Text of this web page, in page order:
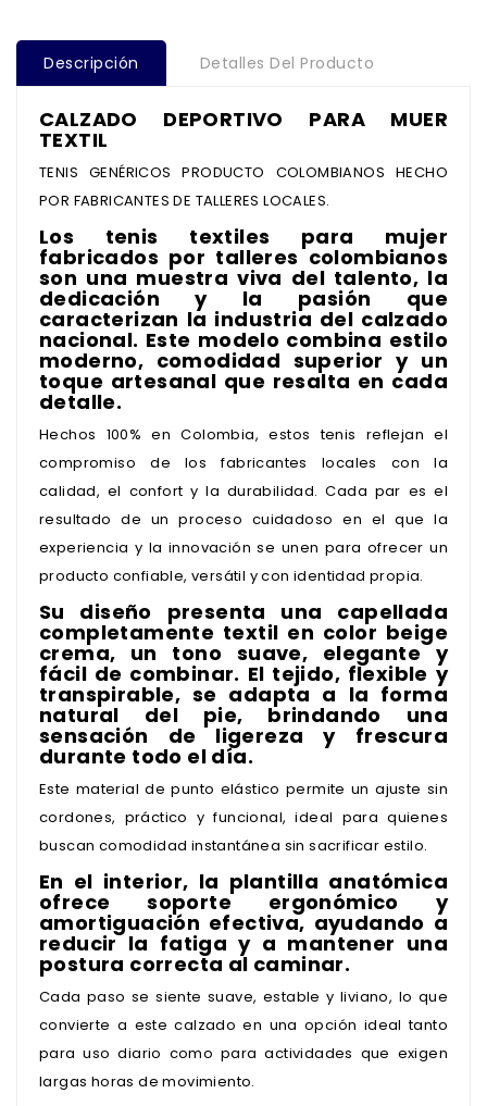
Descripción Detalles Del Producto
CALZADO DEPORTIVO PARA MUER
TEXTIL
TENIS GENÉRICOS PRODUCTO COLOMBIANOS HECHO
POR FABRICANTES DE TALLERES LOCALES.
Los tenis textiles para mujer
fabricados por talleres colombianos
son una muestra viva del talento, la
dedicación y la pasión que
caracterizan la industria del calzado
nacional. Este modelo combina estilo
moderno, comodidad superior y un
toque artesanal que resalta en cada
detalle.
Hechos 100% en Colombia, estos tenis reflejan el
compromiso de los fabricantes locales con la
calidad, el confort y la durabilidad. Cada par es el
resultado de un proceso cuidadoso en el que la
experiencia y la innovación se unen para ofrecer un
producto confiable, versátil y con identidad propia.
Su diseño presenta una capellada
completamente textil en color beige
crema, un tono suave, elegante y
fácil de combinar. El tejido, flexible y
transpirable, se adapta a la forma
natural del pie, brindando una
sensación de ligereza y frescura
durante todo el día.
Este material de punto elástico permite un ajuste sin
cordones, práctico y funcional, ideal para quienes
buscan comodidad instantánea sin sacrificar estilo.
En el interior, la plantilla anatómica
ofrece soporte ergonómico y
amortiguación efectiva, ayudando a
reducir la fatiga y a mantener una
postura correcta al caminar.
Cada paso se siente suave, estable y liviano, lo que
convierte a este calzado en una opción ideal tanto
para uso diario como para actividades que exigen
largas horas de movimiento.